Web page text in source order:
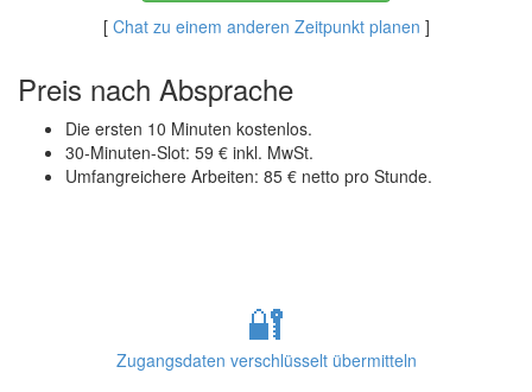
[ Chat zu einem anderen Zeitpunkt planen ]
Preis nach Absprache
Die ersten 10 Minuten kostenlos.
30-Minuten-Slot: 59 € inkl. MwSt.
Umfangreichere Arbeiten: 85 € netto pro Stunde.
🔐
Zugangsdaten verschlüsselt übermitteln